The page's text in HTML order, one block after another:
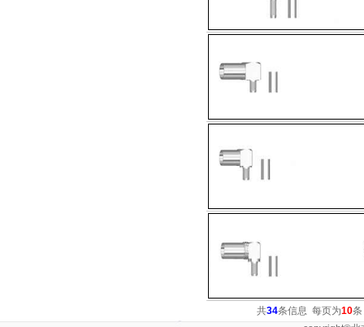
共34条信息 每页为10